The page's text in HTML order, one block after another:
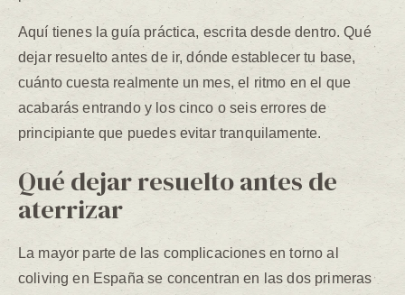
Aquí tienes la guía práctica, escrita desde dentro. Qué
dejar resuelto antes de ir, dónde establecer tu base,
cuánto cuesta realmente un mes, el ritmo en el que
acabarás entrando y los cinco o seis errores de
principiante que puedes evitar tranquilamente.
Qué dejar resuelto antes de
aterrizar
La mayor parte de las complicaciones en torno al
coliving en España se concentran en las dos primeras